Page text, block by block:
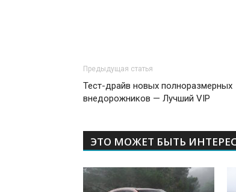
Предыдущая статья
Тест-драйв новых полноразмерных
внедорожников — Лучший VIP
ЭТО МОЖЕТ БЫТЬ